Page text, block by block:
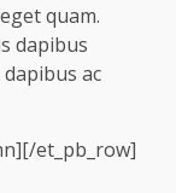
quam.
dapibus
ac
et_pb_row]